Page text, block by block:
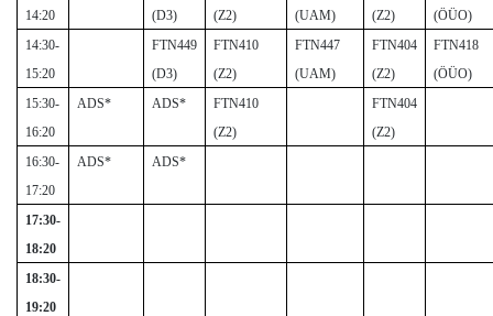
14:20
(D3)
(Z2)
(UAM)
(Z2)
(ÖÜO)
14:30-
15:20
FTN449
(D3)
FTN410
(Z2)
FTN447
(UAM)
FTN404
(Z2)
FTN418
(ÖÜO)
15:30-
16:20
ADS* ADS*
FTN410
(Z2)
FTN404
(Z2)
16:30-
17:20
ADS* ADS*
17:30-
18:20
18:30-
19:20